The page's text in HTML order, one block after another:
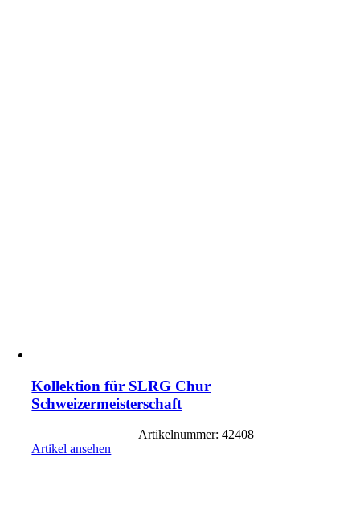
Kollektion für SLRG Chur
Schweizermeisterschaft
Artikelnummer: 42408
Artikel ansehen